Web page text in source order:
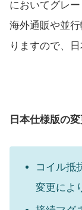
においてグレ
海外通販や並
りますので、
日本仕様版の
コイル抵
変更によ